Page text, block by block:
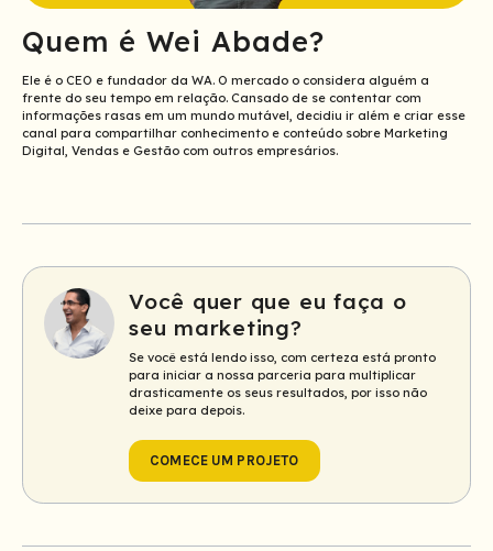
Quem é Wei Abade?
Ele é o CEO e fundador da WA. O mercado o considera alguém a
frente do seu tempo em relação. Cansado de se contentar com
informações rasas em um mundo mutável, decidiu ir além e criar esse
canal para compartilhar conhecimento e conteúdo sobre Marketing
Digital, Vendas e Gestão com outros empresários.
Você quer que eu faça o
seu marketing?
Se você está lendo isso, com certeza está pronto
para iniciar a nossa parceria para multiplicar
drasticamente os seus resultados, por isso não
deixe para depois.
COMECE UM PROJETO